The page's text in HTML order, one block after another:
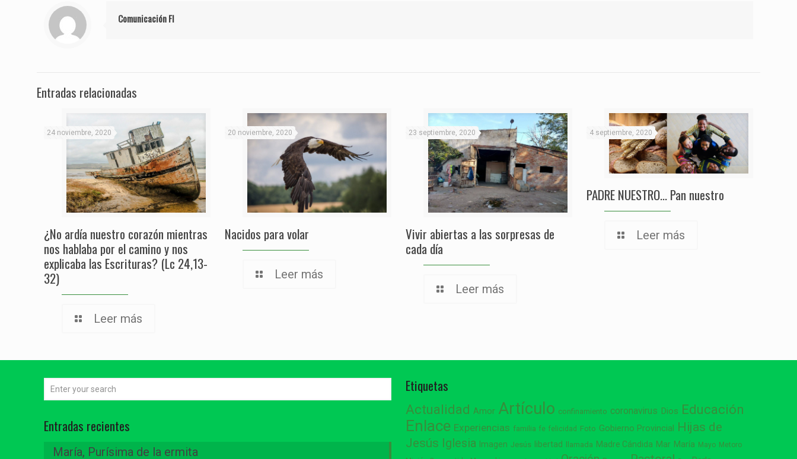
Comunicación FI
Entradas relacionadas
24 noviembre, 2020
¿No ardía nuestro corazón mientras
nos hablaba por el camino y nos
explicaba las Escrituras? (Lc 24,13-
32)
Leer más
20 noviembre, 2020
Nacidos para volar
Leer más
23 septiembre, 2020
Vivir abiertas a las sorpresas de
cada día
Leer más
4 septiembre, 2020
PADRE NUESTRO… Pan nuestro
Leer más
Entradas recientes
María, Purísima de la ermita
Etiquetas
Actualidad Amor Artículo confinamiento coronavirus Dios Educación
Enlace Experiencias familia fe felicidad Foto Gobierno Provincial
Hijas de
Jesús Iglesia Imagen Jesús libertad llamada Madre Cándida Mar María Mayo Metoro